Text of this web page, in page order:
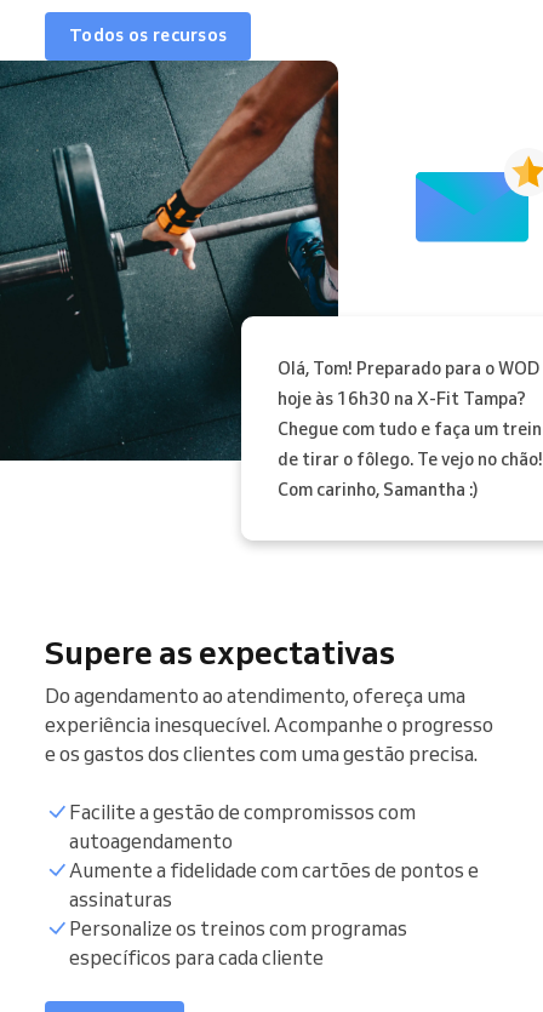
Olá, Tom! Preparado para o
hoje às 16h30 na X-Fit Tampa?
Chegue com tudo e faça um
de tirar o fôlego. Te vejo no chão!
Com carinho, Samantha :)
Todos os recursos
Supere as expectativas
Do agendamento ao atendimento, ofereça uma
experiência inesquecível. Acompanhe o progresso
e os gastos dos clientes com uma gestão precisa.
Facilite a gestão de compromissos com
autoagendamento
Aumente a fidelidade com cartões de pontos e
assinaturas
Personalize os treinos com programas
específicos para cada cliente